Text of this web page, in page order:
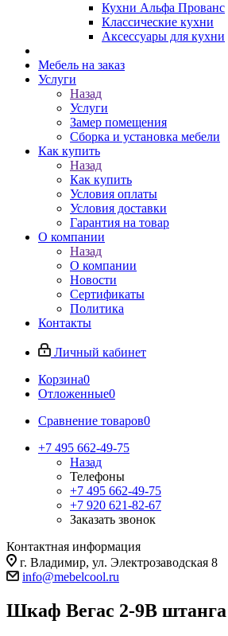
Кухни Альфа Прованс
Классические кухни
Аксессуары для кухни
Мебель на заказ
Услуги
Назад
Услуги
Замер помещения
Сборка и установка мебели
Как купить
Назад
Как купить
Условия оплаты
Условия доставки
Гарантия на товар
О компании
Назад
О компании
Новости
Сертификаты
Политика
Контакты
Личный кабинет
Корзина0
Отложенные0
Сравнение товаров0
+7 495 662-49-75
Назад
Телефоны
+7 495 662-49-75
+7 920 621-82-67
Заказать звонок
Контактная информация
г. Владимир, ул. Электрозаводская 8
info@mebelcool.ru
Шкаф Вегас 2-9В штанга